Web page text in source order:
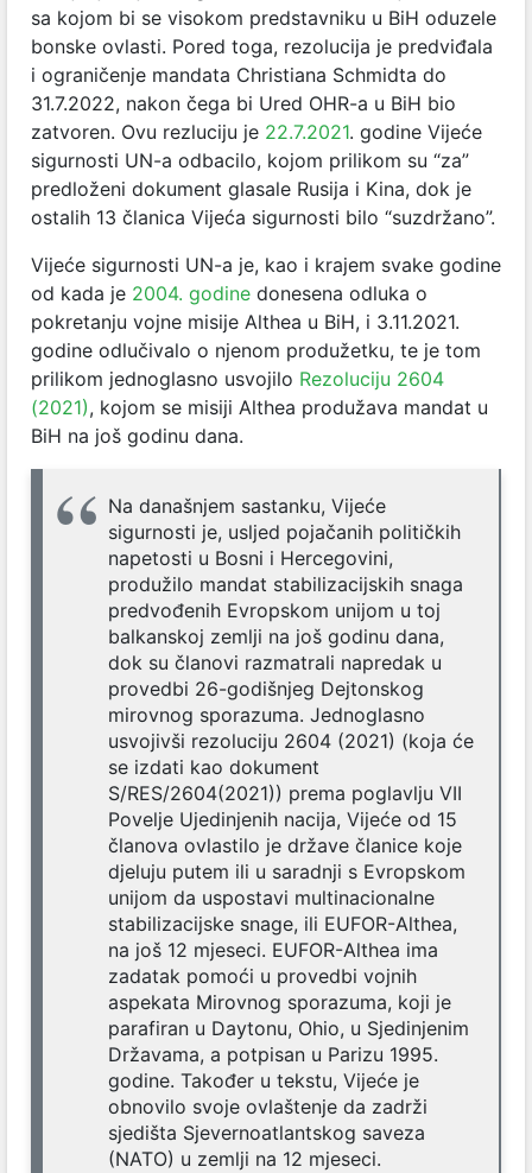
sa kojom bi se visokom predstavniku u BiH oduzele
bonske ovlasti. Pored toga, rezolucija je predviđala
i ograničenje mandata Christiana Schmidta do
31.7.2022, nakon čega bi Ured OHR-a u BiH bio
zatvoren. Ovu rezluciju je 22.7.2021. godine Vijeće
sigurnosti UN-a odbacilo, kojom prilikom su “za”
predloženi dokument glasale Rusija i Kina, dok je
ostalih 13 članica Vijeća sigurnosti bilo “suzdržano”.
Vijeće sigurnosti UN-a je, kao i krajem svake godine
od kada je 2004. godine donesena odluka o
pokretanju vojne misije Althea u BiH, i 3.11.2021.
godine odlučivalo o njenom produžetku, te je tom
prilikom jednoglasno usvojilo Rezoluciju 2604
(2021), kojom se misiji Althea produžava mandat u
BiH na još godinu dana.
Na današnjem sastanku, Vijeće
sigurnosti je, usljed pojačanih političkih
napetosti u Bosni i Hercegovini,
produžilo mandat stabilizacijskih snaga
predvođenih Evropskom unijom u toj
balkanskoj zemlji na još godinu dana,
dok su članovi razmatrali napredak u
provedbi 26-godišnjeg Dejtonskog
mirovnog sporazuma. Jednoglasno
usvojivši rezoluciju 2604 (2021) (koja će
se izdati kao dokument
S/RES/2604(2021)) prema poglavlju VII
Povelje Ujedinjenih nacija, Vijeće od 15
članova ovlastilo je države članice koje
djeluju putem ili u saradnji s Evropskom
unijom da uspostavi multinacionalne
stabilizacijske snage, ili EUFOR-Althea,
na još 12 mjeseci. EUFOR-Althea ima
zadatak pomoći u provedbi vojnih
aspekata Mirovnog sporazuma, koji je
parafiran u Daytonu, Ohio, u Sjedinjenim
Državama, a potpisan u Parizu 1995.
godine. Također u tekstu, Vijeće je
obnovilo svoje ovlaštenje da zadrži
sjedišta Sjevernoatlantskog saveza
(NATO) u zemlji na 12 mjeseci.